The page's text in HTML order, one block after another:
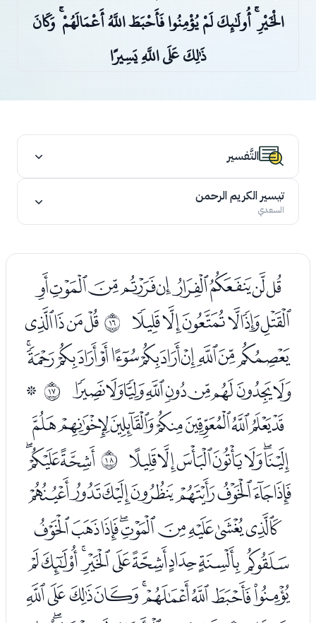
الْخَيْرِ ۚ أُولَٰئِكَ لَمْ يُؤْمِنُوا فَأَحْبَطَ اللَّهُ أَعْمَالَهُمْ ۚ وَكَانَ
ذَٰلِكَ عَلَى اللَّهِ يَسِيرًا
التَّفسير
تيسير الكريم الرحمن
السعدي
ﭑﭒﭓﭔﭕﭖﭗﭘﭙ
ﭚﭛﭜﭝﭞﭟ ﰏﭡﭢﭣﭤ
ﭥﭦﭧﭨﭩﭪﭫﭬﭭﭮﭯﭰ
ﭱﭲﭳﭴﭵﭶﭷﭸﭹ ﰐ ﭻ
ﭼﭽﭾﭿﮀﮁﮂﮃ
ﮄﮅﮆﮇﮈﮉﮊ ﰑﮌﮍﮎ
ﮏﮐﮑﮒﮓﮔﮕﮖ
ﮗﮘﮙﮚﮛﮜﮝﮞﮟ
ﮠﮡﮢﮣﮤﮥﮦﮧﮨ
ﮩﮪﮫﮬﮭﮮﮯﮰﮱ